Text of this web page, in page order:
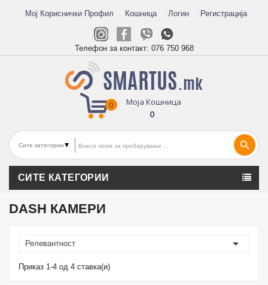
Мој Кориснички Профил Кошница Логин Регистрација
Телефон за контакт: 076 750 968
Моја Кошница
0
0
search
СИТЕ КАТЕГОРИИ
DASH КАМЕРИ
Релевантност 
Приказ 1-4 од 4 ставка(и)